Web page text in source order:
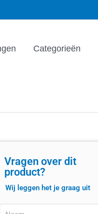
Categorieën
Vragen over dit
product?
Wij leggen het je graag uit